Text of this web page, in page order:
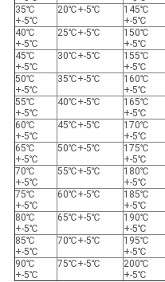
35℃
+-5℃
20℃+-5℃
145℃
+-5℃
40℃
+-5℃
25℃+-5℃
150℃
+-5℃
45℃
+-5℃
30℃+-5℃
155℃
+-5℃
50℃
+-5℃
35℃+-5℃
160℃
+-5℃
55℃
+-5℃
40℃+-5℃
165℃
+-5℃
60℃
+-5℃
45℃+-5℃
170℃
+-5℃
65℃
+-5℃
50℃+-5℃
175℃
+-5℃
70℃
+-5℃
55℃+-5℃
180℃
+-5℃
75℃
+-5℃
60℃+-5℃
185℃
+-5℃
80℃
+-5℃
65℃+-5℃
190℃
+-5℃
85℃
+-5℃
70℃+-5℃
195℃
+-5℃
90℃
+-5℃
75℃+-5℃
200℃
+-5℃